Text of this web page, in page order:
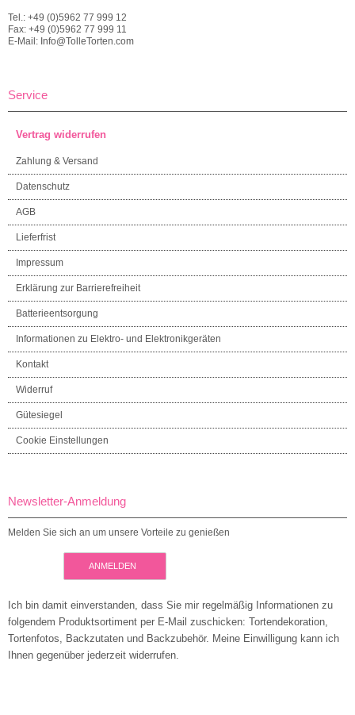
Tel.: +49 (0)5962 77 999 12
Fax: +49 (0)5962 77 999 11
E-Mail: Info@TolleTorten.com
Service
Vertrag widerrufen
Zahlung & Versand
Datenschutz
AGB
Lieferfrist
Impressum
Erklärung zur Barrierefreiheit
Batterieentsorgung
Informationen zu Elektro- und Elektronikgeräten
Kontakt
Widerruf
Gütesiegel
Cookie Einstellungen
Newsletter-Anmeldung
Melden Sie sich an um unsere Vorteile zu genießen
ANMELDEN
Ich bin damit einverstanden, dass Sie mir regelmäßig Informationen zu
folgendem Produktsortiment per E-Mail zuschicken: Tortendekoration,
Tortenfotos, Backzutaten und Backzubehör. Meine Einwilligung kann ich
Ihnen gegenüber jederzeit widerrufen.